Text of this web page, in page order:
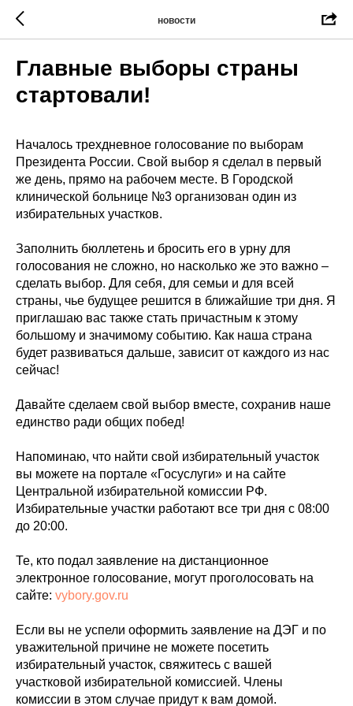
новости
Главные выборы страны
стартовали!
Началось трехдневное голосование по выборам
Президента России. Свой выбор я сделал в первый
же день, прямо на рабочем месте. В Городской
клинической больнице №3 организован один из
избирательных участков.
Заполнить бюллетень и бросить его в урну для
голосования не сложно, но насколько же это важно –
сделать выбор. Для себя, для семьи и для всей
страны, чье будущее решится в ближайшие три дня. Я
приглашаю вас также стать причастным к этому
большому и значимому событию. Как наша страна
будет развиваться дальше, зависит от каждого из нас
сейчас!
Давайте сделаем свой выбор вместе, сохранив наше
единство ради общих побед!
Напоминаю, что найти свой избирательный участок
вы можете на портале «Госуслуги» и на сайте
Центральной избирательной комиссии РФ.
Избирательные участки работают все три дня с 08:00
до 20:00.
Те, кто подал заявление на дистанционное
электронное голосование, могут проголосовать на
сайте: vybory.gov.ru
Если вы не успели оформить заявление на ДЭГ и по
уважительной причине не можете посетить
избирательный участок, свяжитесь с вашей
участковой избирательной комиссией. Члены
комиссии в этом случае придут к вам домой.